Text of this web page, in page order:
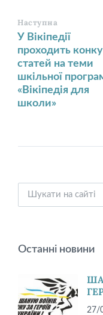
Наступна
У Вікіпедії
проходить
статей на теми
шкільної
«Вікіпедія для
школи»
Останні новини
27/